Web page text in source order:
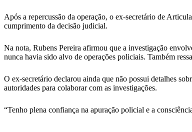
Após a repercussão da operação, o ex-secretário de
cumprimento da decisão judicial.
Na nota, Rubens Pereira afirmou que a investigação
nunca havia sido alvo de operações policiais. Também
O ex-secretário declarou ainda que não possui detalhes
autoridades para colaborar com as investigações.
“Tenho plena confiança na apuração policial e a